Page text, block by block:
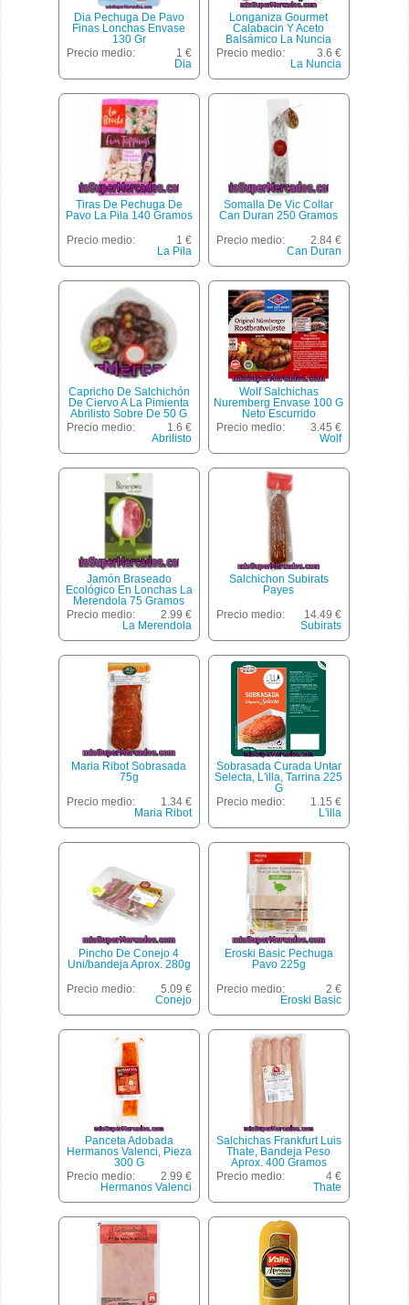
Dia Pechuga De Pavo
Finas Lonchas Envase
130 Gr
Precio medio:
1 €
Dia
Longaniza Gourmet
Calabacin Y Aceto
Balsámico La Nuncia
Bandeja De 350 G.
Precio medio:
3.6 €
La Nuncia
Tiras De Pechuga De
Pavo La Pila 140 Gramos
Precio medio:
1 €
La Pila
Somalla De Vic Collar
Can Duran 250 Gramos
Precio medio:
2.84 €
Can Duran
Capricho De Salchichón
De Ciervo A La Pimienta
Abrilisto Sobre De 50 G
Precio medio:
1.6 €
Abrilisto
Wolf Salchichas
Nuremberg Envase 100 G
Neto Escurrido
Precio medio:
3.45 €
Wolf
Jamón Braseado
Ecológico En Lonchas La
Merendola 75 Gramos
Precio medio:
2.99 €
La Merendola
Salchichon Subirats
Payes
Precio medio:
14.49 €
Subirats
Maria Ribot Sobrasada
75g
Precio medio:
1.34 €
Maria Ribot
Sobrasada Curada Untar
Selecta, L'illa, Tarrina 225
G
Precio medio:
1.15 €
L'illa
Pincho De Conejo 4
Uni/bandeja Aprox. 280g
Precio medio:
5.09 €
Conejo
Eroski Basic Pechuga
Pavo 225g
Precio medio:
2 €
Eroski Basic
Panceta Adobada
Hermanos Valenci, Pieza
300 G
Precio medio:
2.99 €
Hermanos Valenci
Salchichas Frankfurt Luis
Thate, Bandeja Peso
Aprox. 400 Gramos
Precio medio:
4 €
Thate